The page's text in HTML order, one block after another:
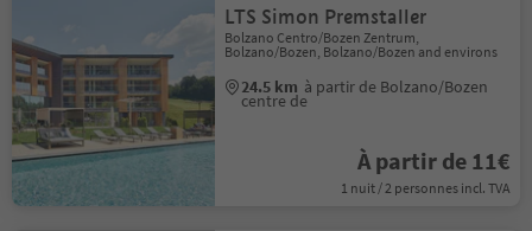
LTS Simon Premstaller
Bolzano Centro/Bozen Zentrum,
Bolzano/Bozen, Bolzano/Bozen and environs
24.5 km à partir de Bolzano/Bozen
centre de
À partir de 11€
1 nuit / 2 personnes incl. TVA